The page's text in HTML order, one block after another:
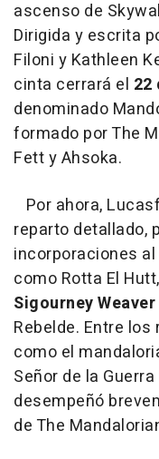
ascenso de
Dirigida y escrita
Filoni y Kathleen
cinta cerrará el 22
denominado
formado por The
Fett y Ahsoka.
Por ahora,
reparto detallado,
incorporaciones
como Rotta El
Sigourney Weaver
Rebelde. Entre los
como el
Señor de la
desempeñó
de The